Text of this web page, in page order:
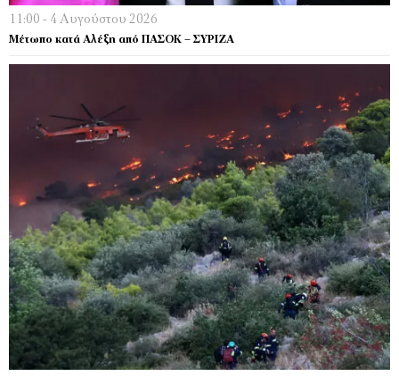
11:00 - 4 Αυγούστου 2026
Μέτωπο κατά Αλέξη από ΠΑΣΟΚ – ΣΥΡΙΖΑ